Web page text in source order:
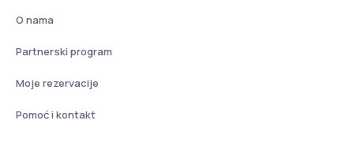
O nama
Partnerski program
Moje rezervacije
Pomoć i kontakt